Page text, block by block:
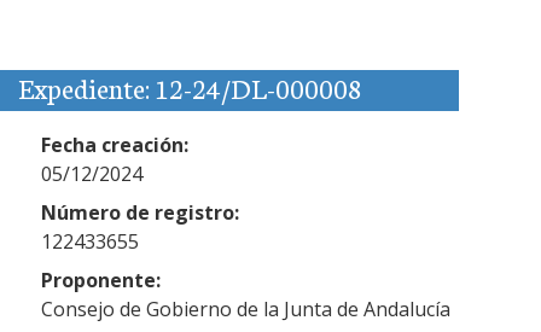
Expediente: 12-24/DL-000008
Fecha creación:
05/12/2024
Número de registro:
122433655
Proponente:
Consejo de Gobierno de la Junta de Andalucía